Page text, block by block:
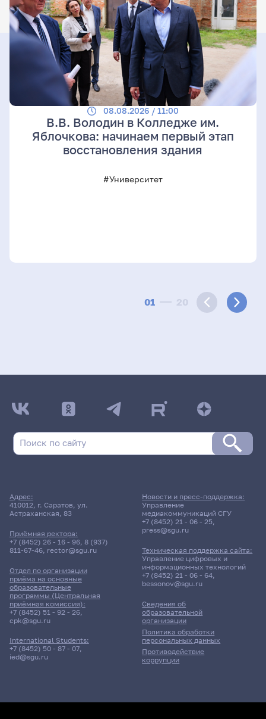
01 20
08.08.2026 / 11:00
В.В. Володин в Колледже им.
Яблочкова: начинаем первый этап
восстановления здания
#Университет
Адрес:
410012, г. Саратов, ул.
Астраханская, 83
Приёмная ректора:
+7 (8452) 26 - 16 - 96, 8 (937)
811-67-46, rector@sgu.ru
Отдел по организации
приёма на основные
образовательные
программы (Центральная
приёмная комиссия):
+7 (8452) 51 - 92 - 26,
cpk@sgu.ru
International Students:
+7 (8452) 50 - 87 - 07,
ied@sgu.ru
Сведения об
образовательной
организации
Политика обработки
персональных данных
Противодействие
коррупции
Новости и пресс-поддержка:
Управление
медиакоммуникаций СГУ
+7 (8452) 21 - 06 - 25,
press@sgu.ru
Техническая поддержка сайта:
Управление цифровых и
информационных технологий
+7 (8452) 21 - 06 - 64,
bessonov@sgu.ru